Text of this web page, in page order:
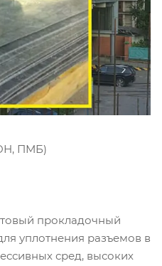
ПМБ)
прокладочный
уплотнения разъемов в
сред, высоких